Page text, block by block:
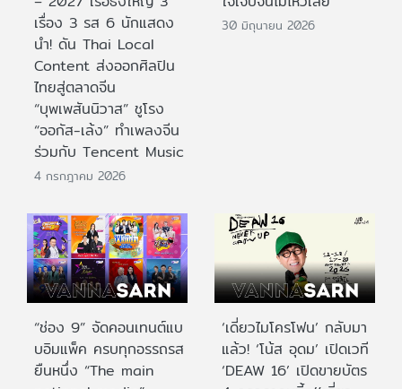
เรื่อง 3 รส 6 นักแสดง
นำ! ดัน Thai Local
Content ส่งออกศิลปิน
ไทยสู่ตลาดจีน
“บุพเพสันนิวาส” ชูโรง
“ออกัส-เล้ง” ทำเพลงจีน
ร่วมกับ Tencent Music
4 กรกฎาคม 2026
30 มิถุนายน 2026
“ช่อง 9” จัดคอนเทนต์แบ
บอิมแพ็ค ครบทุกอรรถรส
ยืนหนึ่ง “The main
‘เดี่ยวไมโครโฟน’ กลับมา
แล้ว! ‘โน้ส อุดม’ เปิดเวที
‘DEAW 16’ เปิดขายบัตร